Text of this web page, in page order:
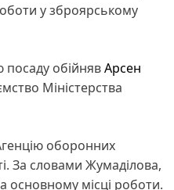
у зброярському
посаду обійнявАрсен
Міністерства
оборонних
За словами Жумаділова,
основному місці роботи.